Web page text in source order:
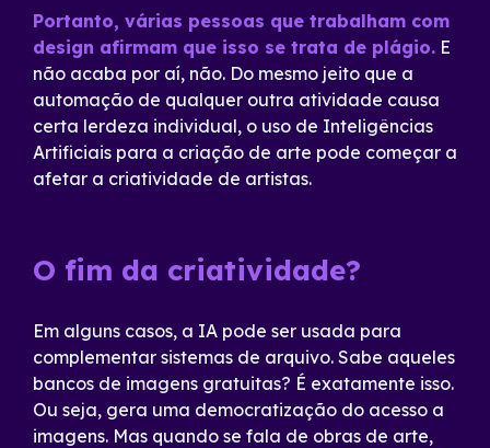
Portanto, várias pessoas que trabalham com
design afirmam que isso se trata de plágio. E
não acaba por aí, não. Do mesmo jeito que a
automação de qualquer outra atividade causa
certa lerdeza individual, o uso de Inteligências
Artificiais para a criação de arte pode começar a
afetar a criatividade de artistas.
O fim da criatividade?
Em alguns casos, a IA pode ser usada para
complementar sistemas de arquivo. Sabe aqueles
bancos de imagens gratuitas? É exatamente isso.
Ou seja, gera uma democratização do acesso a
imagens. Mas quando se fala de obras de arte,